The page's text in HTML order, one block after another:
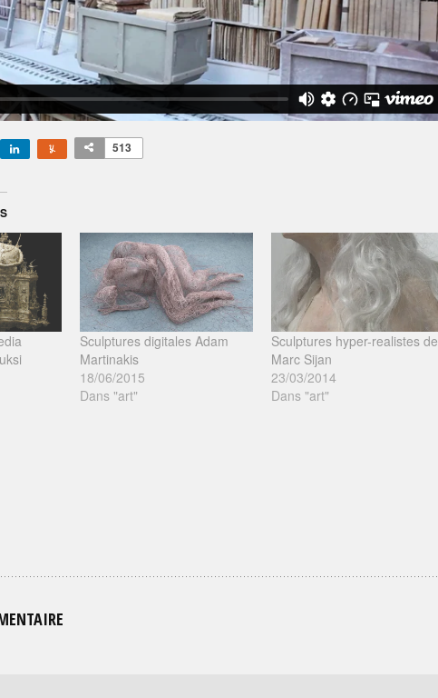
513
Sculptures digitales Adam
Martinakis
18/06/2015
Dans "art"
Sculptures hyper-realistes de
Marc Sijan
23/03/2014
Dans "art"